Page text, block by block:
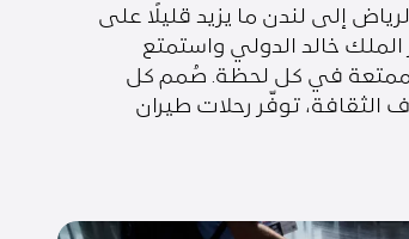
إلى لندن ما يزيد قليلًا على
خالد الدولي واستمتع
ممتعة في كل لحظة. صُمم كل
الثقافة، توفّر رحلات طيران